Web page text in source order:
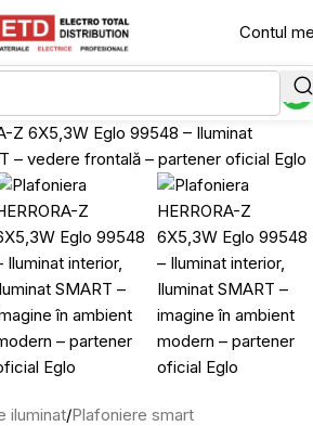
Contul
iluminat/Plafoniere smart